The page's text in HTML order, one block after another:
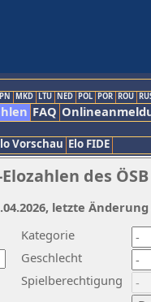
MKD LTU NED POL POR ROU
FAQ
Vorschau Elo FIDE
des ÖSB
Kategorie
Geschlecht
Spielberechtigung
letzte